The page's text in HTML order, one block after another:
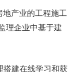
产业的工程施工
理企业中基于建
建在线学习和获